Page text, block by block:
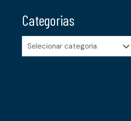
Categorias
Categorias